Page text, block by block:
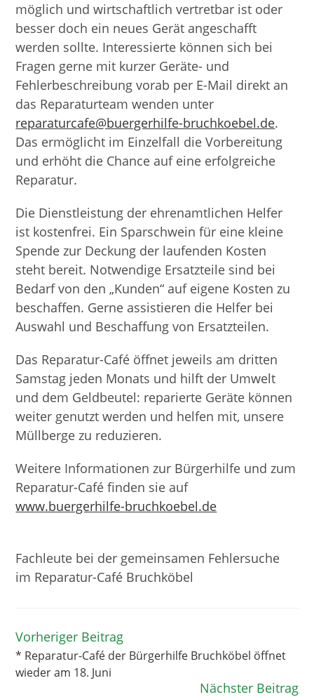
möglich und wirtschaftlich vertretbar ist oder
besser doch ein neues Gerät angeschafft
werden sollte. Interessierte können sich bei
Fragen gerne mit kurzer Geräte- und
Fehlerbeschreibung vorab per E-Mail direkt an
das Reparaturteam wenden unter
reparaturcafe@buergerhilfe-bruchkoebel.de.
Das ermöglicht im Einzelfall die Vorbereitung
und erhöht die Chance auf eine erfolgreiche
Reparatur.
Die Dienstleistung der ehrenamtlichen Helfer
ist kostenfrei. Ein Sparschwein für eine kleine
Spende zur Deckung der laufenden Kosten
steht bereit. Notwendige Ersatzteile sind bei
Bedarf von den „Kunden“ auf eigene Kosten zu
beschaffen. Gerne assistieren die Helfer bei
Auswahl und Beschaffung von Ersatzteilen.
Das Reparatur-Café öffnet jeweils am dritten
Samstag jeden Monats und hilft der Umwelt
und dem Geldbeutel: reparierte Geräte können
weiter genutzt werden und helfen mit, unsere
Müllberge zu reduzieren.
Weitere Informationen zur Bürgerhilfe und zum
Reparatur-Café finden sie auf
www.buergerhilfe-bruchkoebel.de
Fachleute bei der gemeinsamen Fehlersuche
im Reparatur-Café Bruchköbel
Weitere
Artikel
ansehen
Vorheriger Beitrag
* Reparatur-Café der Bürgerhilfe Bruchköbel öffnet
wieder am 18. Juni
Nächster Beitrag